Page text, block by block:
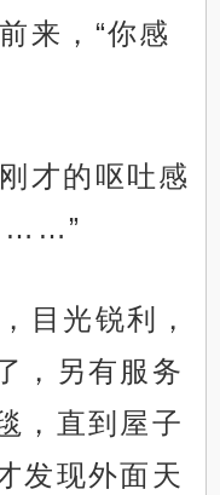
来，“你感
才的呕吐感
……”
目光锐利，
，另有服务
，直到屋子
发现外面天